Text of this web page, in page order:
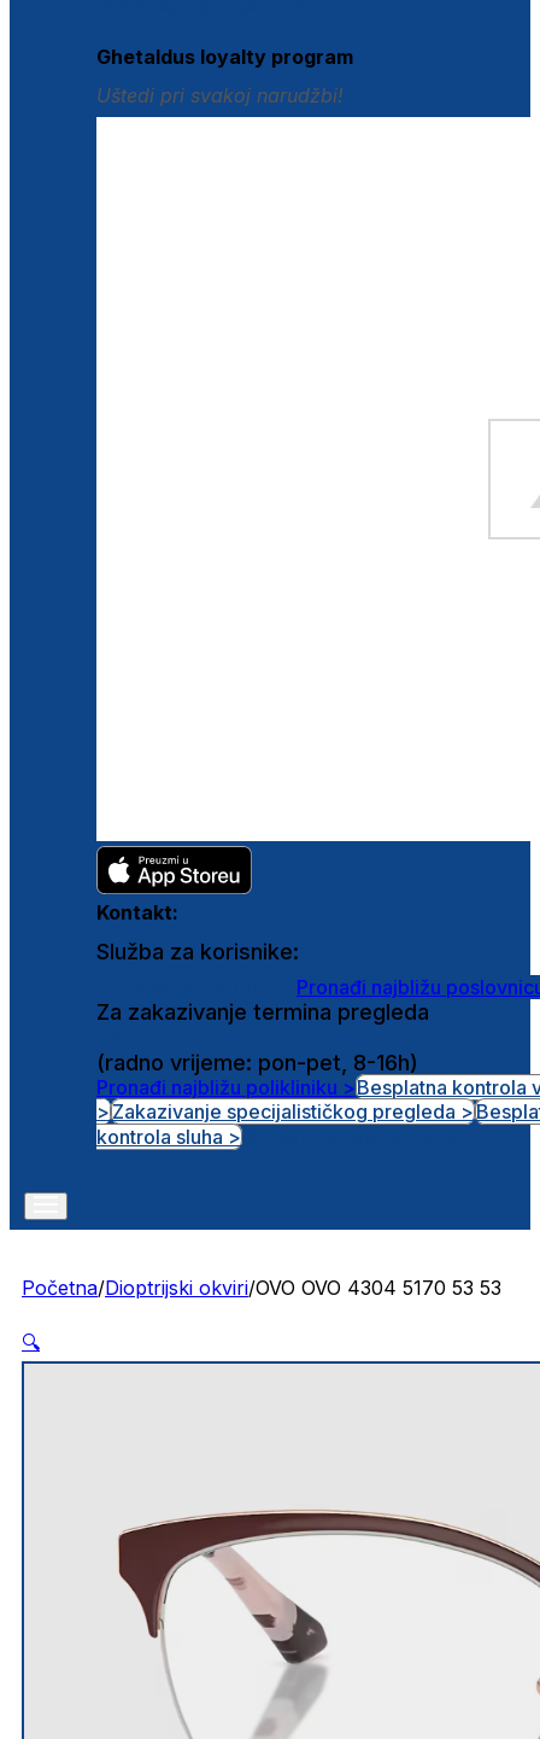
Ghetaldus loyalty program
Uštedi pri svakoj narudžbi!
Kontakt:
Služba za korisnike:
Pronađi najbližu
Za zakazivanje termina pregleda
(radno vrijeme: pon-pet, 8-16h)
Pronađi najbližu polikliniku >Besplatna kontrola
>Zakazivanje specijalističkog pregleda >
kontrola sluha >
Početna/Dioptrijski okviri/OVO OVO 4304 5170 53 53
🔍